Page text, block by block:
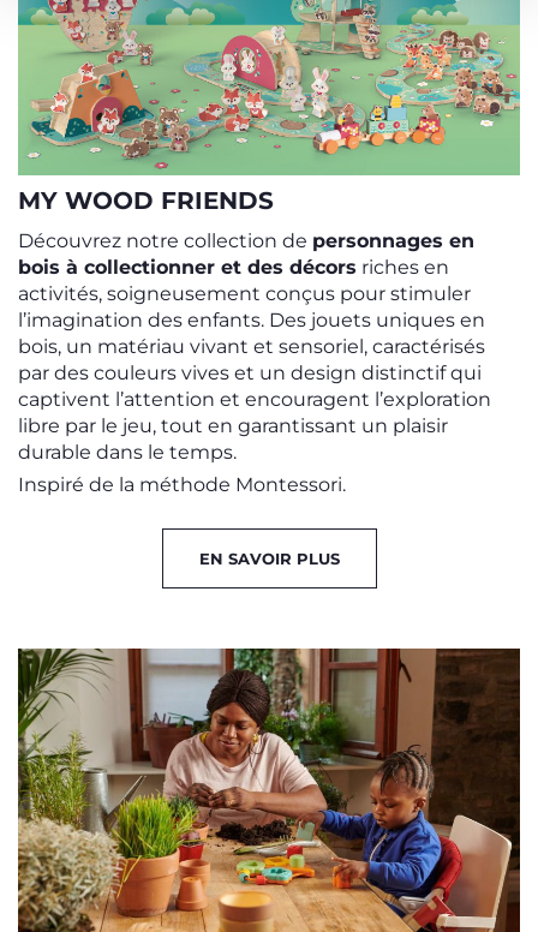
MY WOOD FRIENDS
Découvrez notre collection de personnages en
bois à collectionner et des décors riches en
activités, soigneusement conçus pour stimuler
l’imagination des enfants. Des jouets uniques en
bois, un matériau vivant et sensoriel, caractérisés
par des couleurs vives et un design distinctif qui
captivent l’attention et encouragent l’exploration
libre par le jeu, tout en garantissant un plaisir
durable dans le temps.
Inspiré de la méthode Montessori.
EN SAVOIR PLUS